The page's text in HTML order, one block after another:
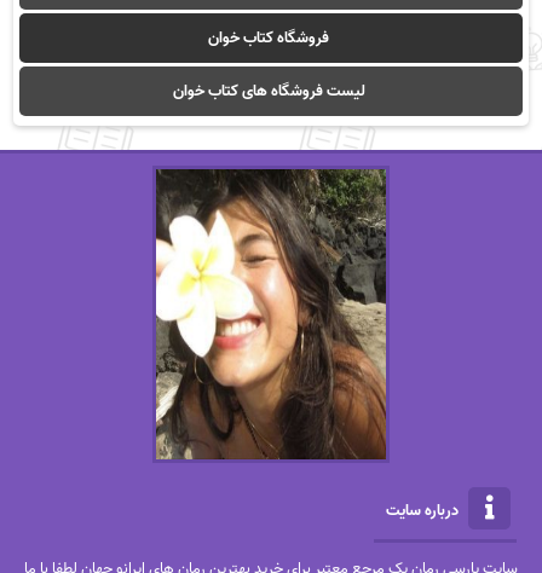
فروشگاه کتاب خوان
لیست فروشگاه های کتاب خوان
درباره سایت